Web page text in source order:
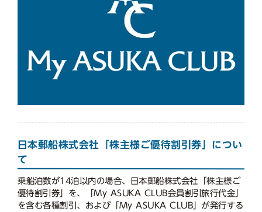
日本郵船株式会社「株主様ご優待割引券」につい
て
乗船泊数が14泊以内の場合、日本郵船株式会社「株主様ご
優待割引券」を、「My ASUKA CLUB会員割引旅行代金」
を含む各種割引、および「My ASUKA CLUB」が発行する